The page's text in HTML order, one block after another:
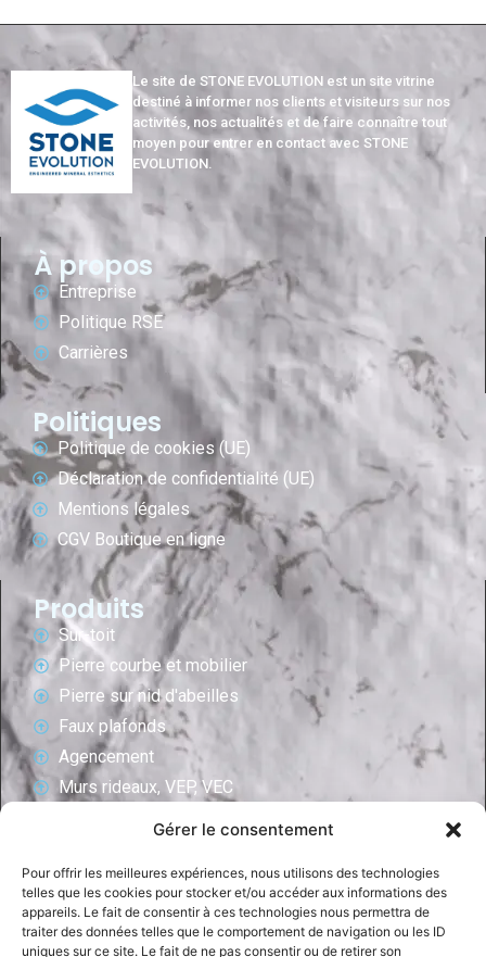
Gérer le consentement
Pour offrir les meilleures expériences, nous utilisons des technologies
telles que les cookies pour stocker et/ou accéder aux informations des
appareils. Le fait de consentir à ces technologies nous permettra de
traiter des données telles que le comportement de navigation ou les ID
uniques sur ce site. Le fait de ne pas consentir ou de retirer son
Le site de STONE EVOLUTION est un site vitrine
destiné à informer nos clients et visiteurs sur nos
activités, nos actualités et de faire connaître tout
moyen pour entrer en contact avec STONE
EVOLUTION.
À propos
Entreprise
Politique RSE
Carrières
Politiques
Politique de cookies (UE)
Déclaration de confidentialité (UE)
Mentions légales
CGV Boutique en ligne
Produits
Sur-toit
Pierre courbe et mobilier
Pierre sur nid d'abeilles
Faux plafonds
Agencement
Murs rideaux, VEP, VEC
Revêtements intérieurs
Façades ventilées
Planchers techniques